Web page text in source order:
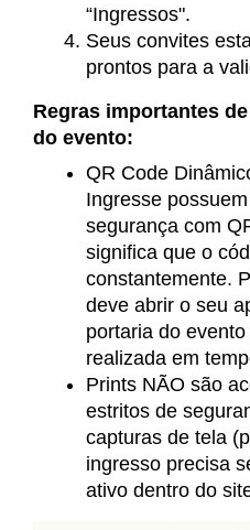
“Ingressos".
Seus convites
prontos para a
Regras importantes
do evento:
QR Code
Ingresse
segurança com
significa que o
constantemente.
deve abrir o seu
portaria do
realizada em
Prints NÃO são
estritos de
capturas de tela
ingresso precisa
ativo dentro do